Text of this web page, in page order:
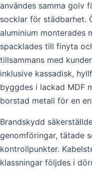
användes samma golv
socklar för städbarhet.
aluminium monterades
spacklades till finyta
tillsammans med
inklusive kassadisk,
byggdes i lackad MDF
borstad metall för en
Brandskydd
genomföringar, tätade
kontrollpunkter.
klassningar följdes i